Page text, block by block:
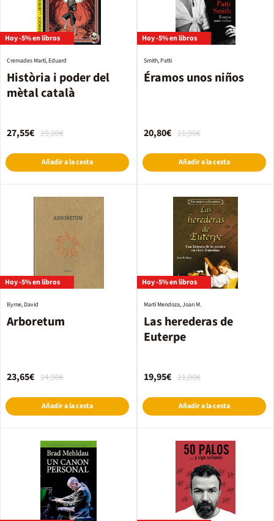
Hoy -5% en libros
Història i poder del
mètal català
Cremades Martí, Eduard
29,00€
27,55€
Añadir a la cesta
Hoy -5% en libros
Éramos unos niños
Smith, Patti
21,90€
20,80€
Añadir a la cesta
Hoy -5% en libros
Arboretum
Byrne, David
24,90€
23,65€
Añadir a la cesta
Hoy -5% en libros
Las herederas de
Euterpe
Martí Mendoza, Joan M.
21,00€
19,95€
Añadir a la cesta